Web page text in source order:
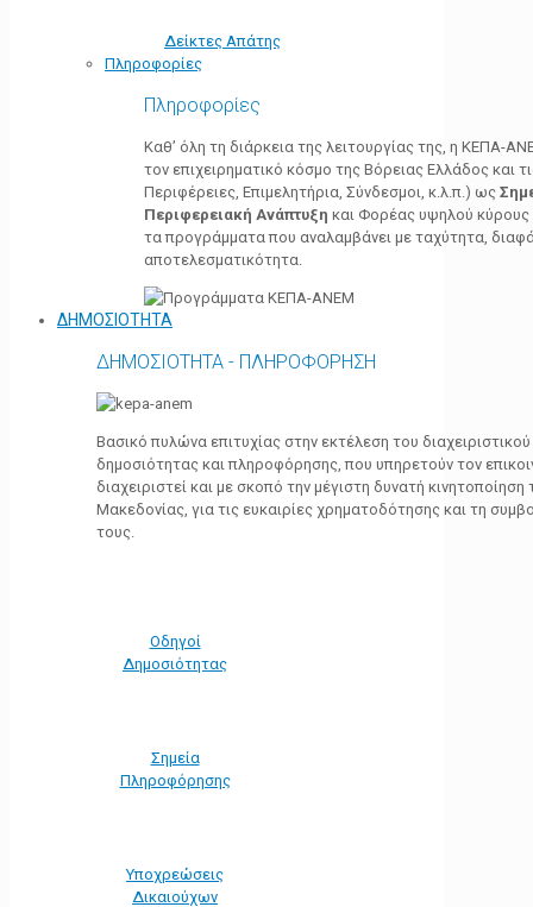
Δείκτες Απάτης
Πληροφορίες
Πληροφορίες
Καθ’ όλη τη διάρκεια της λειτουργίας της, η ΚΕΠΑ-
τον επιχειρηματικό κόσμο της Βόρειας Ελλάδος και
Περιφέρειες, Επιμελητήρια, Σύνδεσμοι, κ.λ.π.) ως
Περιφερειακή Ανάπτυξη και Φορέας υψηλού κύρους
τα προγράμματα που αναλαμβάνει με ταχύτητα,
αποτελεσματικότητα.
ΔΗΜΟΣΙΟΤΗΤΑ
ΔΗΜΟΣΙΟΤΗΤΑ - ΠΛΗΡΟΦΟΡΗΣΗ
Βασικό πυλώνα επιτυχίας στην εκτέλεση του
δημοσιότητας και πληροφόρησης, που υπηρετούν τον
διαχειριστεί και με σκοπό την μέγιστη δυνατή
Μακεδονίας, για τις ευκαιρίες χρηματοδότησης και τη
τους.
Οδηγοί
Δημοσιότητας
Σημεία
Πληροφόρησης
Υποχρεώσεις
Δικαιούχων